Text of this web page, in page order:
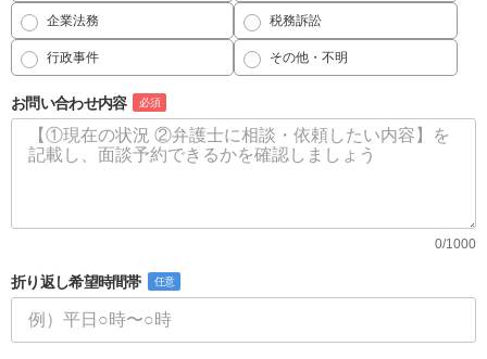
企業法務 税務訴訟
行政事件 その他・不明
お問い合わせ内容 必須
0/1000
折り返し希望時間帯 任意